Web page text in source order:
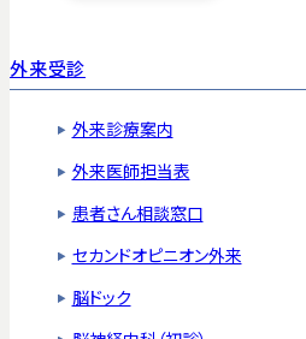
外来受診
外来診療案内
外来医師担当表
患者さん相談窓口
セカンドオピニオン外来
脳ドック